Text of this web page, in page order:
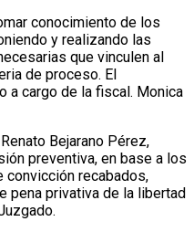
conocimiento de los
y realizando las
que vinculen al
de proceso. El
a cargo de la fiscal. Monica
Bejarano Pérez,
preventiva, en base a los
recabados,
pena privativa de la libertad